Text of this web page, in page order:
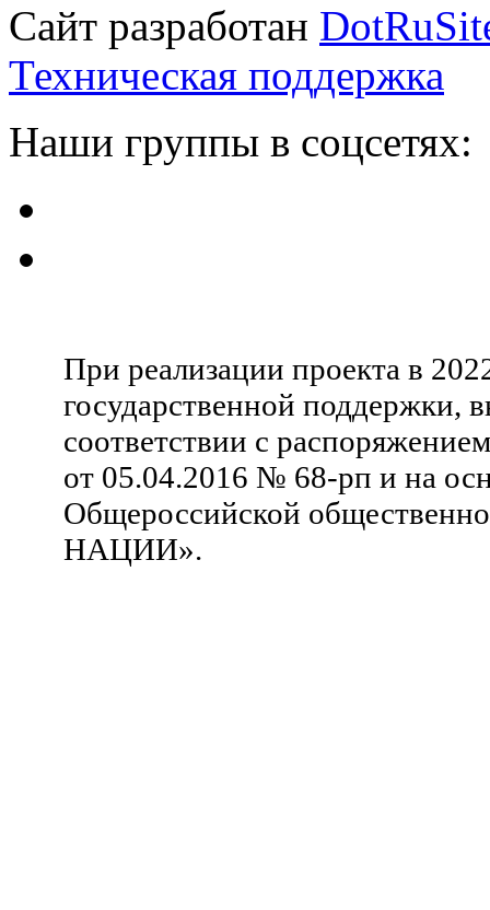
Сайт разработан
Техническая поддержка
Наши группы в соцсетях:
При реализации проекта в
государственной поддержки,
соответствии с
от 05.04.2016 № 68-рп и на
Общероссийской
НАЦИИ».